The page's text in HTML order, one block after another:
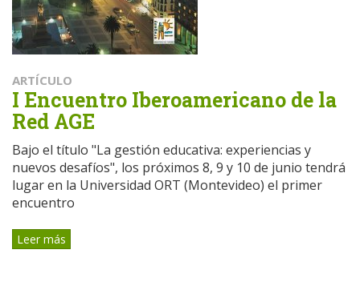
ARTÍCULO
I Encuentro Iberoamericano de la
Red AGE
Bajo el título "La gestión educativa: experiencias y
nuevos desafíos", los próximos 8, 9 y 10 de junio tendrá
lugar en la Universidad ORT (Montevideo) el primer
encuentro
Leer más